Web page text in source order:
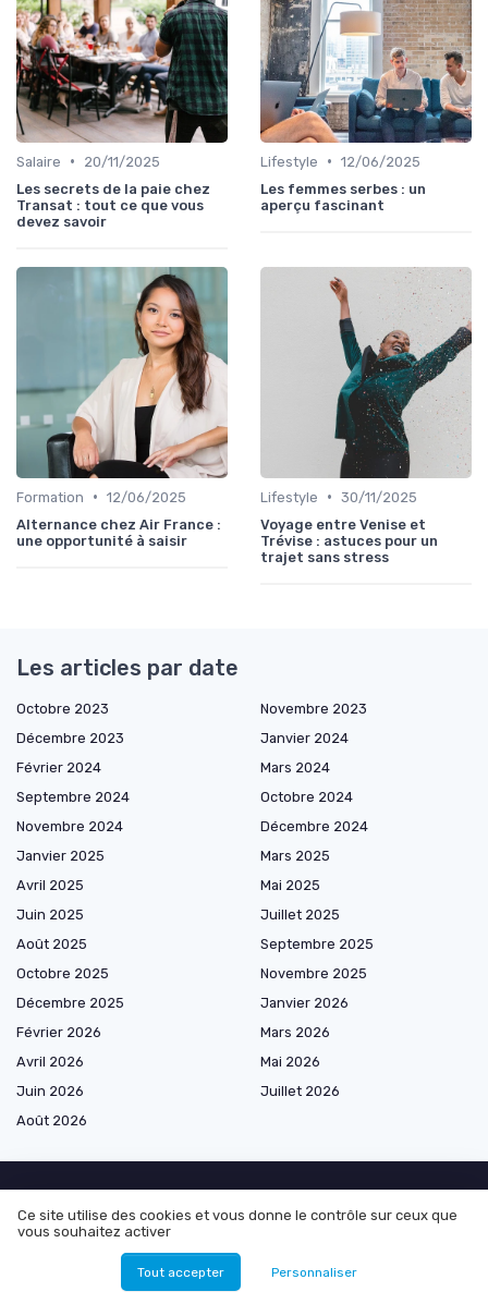
Salaire •
20/11/2025
Les secrets de la paie chez
Transat : tout ce que vous
devez savoir
Lifestyle • 12/06/2025
Les femmes serbes : un
aperçu fascinant
Formation • 12/06/2025
Alternance chez Air France :
une opportunité à saisir
Lifestyle • 30/11/2025
Voyage entre Venise et
Trévise : astuces pour un
trajet sans stress
Les articles par date
Octobre 2023
Novembre 2023
Décembre 2023
Janvier 2024
Février 2024
Mars 2024
Septembre 2024
Octobre 2024
Novembre 2024
Décembre 2024
Janvier 2025
Mars 2025
Avril 2025
Mai 2025
Juin 2025
Juillet 2025
Août 2025
Septembre 2025
Octobre 2025
Novembre 2025
Décembre 2025
Janvier 2026
Février 2026
Mars 2026
Avril 2026
Mai 2026
Juin 2026
Juillet 2026
Août 2026
Les plus lus
Comment acheter un bagage supplémentaire en ligne avec Air Algérie
Comment vérifier votre réservation avec Air Algérie
Ce site utilise des cookies et vous donne le contrôle sur ceux que
vous souhaitez activer
Tout accepter Personnaliser